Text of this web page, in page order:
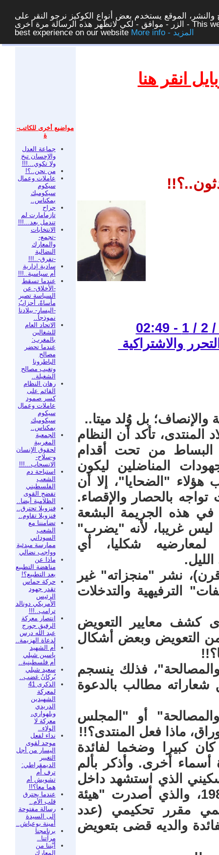
الموقع يستخدم بعض أنواع الكوكيز نرجو النقر على
الزر - موافق - لكي لاتظهر هذه الرسالة مرة اخرى - This website uses cookies to ensure you get the
best experience on our website
More info - المزيد
غلق
مواضيع أخرى للكاتب-
ة
جماعة العدل
والإحسان تبخ
ولا تكوي...!!!
من نحن..؟!
عاملات وعمال
سيكوم
سيكوميك
بمكناس..
جراح
تازمامارت لم
تندمل بعد...!!!
الانتخابات
-تجمع-
والمعارك
النضالية
-تفرق-..!!!
سادية إدارية
أم سياسية..!!!
عندما تسقط
-الأخلاق- عن
السياسة تصير
مأساةً، أحزابُ
-اليسار- ببلادنا
نموذجاً..
الاتحاد العام
للشغالين
بالمغرب:
عندما تحضر
مصالح
الباطرونا
وتغيب مصالح
الشغيلة..
رهان النظام
القائم على
كسر صمود
عاملات وعمال
سيكوم
سيكوميك
بمكناس..
الجمعية
المغربية
لحقوق الإنسان
و-سلاح-
الانسحاب...!!!
استباحة دم
الشعب
الفلسطيني
تفضح القوى
الظلامية أيضا..
فنزويلا تحترق..
فنزويلا تقاوم..
تضامننا مع
الشعب
السوداني
ممارسة مبدئية
وواجب نضالي
ماذا عن
مناهضة التطبيع
بعد التطبيع؟!
حركة حماس
تقدر جهود
الرئيس
الأمريكي دونالد
ترامب..!!!
انتصار معركة
الرفيق جورج
عبد الله درس
لدعاة الهزيمة..
أم الشهيد
ياسين شبلي
أم فلسطينية..
سعيد شبلي
بُركانُ غضب..
الذكرى 41
لمعركة
الشهيدين
الدريدي
وبلهواري،
معركة لا
الولاء..
نداء لفعل
موحد لقوى
اليسار من أجل
التغيير
الديمقراطي:
ترف أم
تشويش أم
هما معا؟!!
عندما يحترق
قلب الأم..
رسالة مفتوحة
الى السيدة
أمينة بوعياش..
برنامجنا
مرآتنا..
أيْننا من
المعارك
انقر هنا
والاشتراكية
بل وُلد ميتا..
المنتدى، تأكد أن النظام
من تحت أقدام
المناضلين ليكون
"الضحايا"، إلا أن
بالحصار والإقصاء.
هذه الجريمة البشعة
غريبا، لأنه "يضرب"
لمعارضيه شكليا، أي
25 سنة (ربع قرن)، نشر "منجزاته" غير
الترفيهية والتدخلات
كشف معايير التعويض
من التعويض وبعض أشكال
فذلك ينسجم
شعاراته مطالب بالدعوة
أو "المجلس
ماذا فعل المنتدى؟!!
كان كبيرا وضخما لفائدة
أسماء أخرى. وأذكر بألم
الذي استشهد داخل
السجن ببني ملال في 19 يوليوز 1984، والذي أصدرت "هيئة
مقرر تحكيمي (عدد
ع بتاريخ 15 يناير 2003) لفائدة والديه قضى بتعويض